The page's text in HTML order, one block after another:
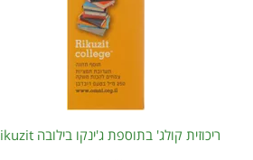
ריכוזית קולג' בתוספת ג'ינקו בילובה Rikuzit